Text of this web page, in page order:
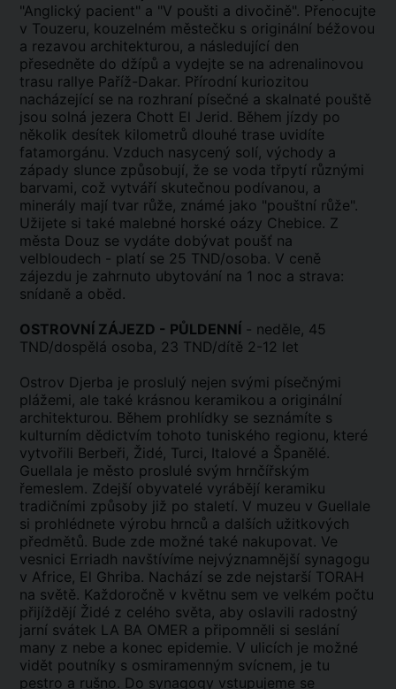
"Anglický pacient" a "V poušti a divočině". Přenocujte
v Touzeru, kouzelném městečku s originální béžovou
a rezavou architekturou, a následující den
přesedněte do džípů a vydejte se na adrenalinovou
trasu rallye Paříž-Dakar. Přírodní kuriozitou
nacházející se na rozhraní písečné a skalnaté pouště
jsou solná jezera Chott El Jerid. Během jízdy po
několik desítek kilometrů dlouhé trase uvidíte
fatamorgánu. Vzduch nasycený solí, východy a
západy slunce způsobují, že se voda třpytí různými
barvami, což vytváří skutečnou podívanou, a
minerály mají tvar růže, známé jako "pouštní růže".
Užijete si také malebné horské oázy Chebice. Z
města Douz se vydáte dobývat poušť na
velbloudech - platí se 25 TND/osoba. V ceně
zájezdu je zahrnuto ubytování na 1 noc a strava:
snídaně a oběd.
OSTROVNÍ ZÁJEZD - PŮLDENNÍ - neděle, 45
TND/dospělá osoba, 23 TND/dítě 2-12 let
Ostrov Djerba je proslulý nejen svými písečnými
plážemi, ale také krásnou keramikou a originální
architekturou. Během prohlídky se seznámíte s
kulturním dědictvím tohoto tuniského regionu, které
vytvořili Berbeři, Židé, Turci, Italové a Španělé.
Guellala je město proslulé svým hrnčířským
řemeslem. Zdejší obyvatelé vyrábějí keramiku
tradičními způsoby již po staletí. V muzeu v Guellale
si prohlédnete výrobu hrnců a dalších užitkových
předmětů. Bude zde možné také nakupovat. Ve
vesnici Erriadh navštívíme nejvýznamnější synagogu
v Africe, El Ghriba. Nachází se zde nejstarší TORAH
na světě. Každoročně v květnu sem ve velkém počtu
přijíždějí Židé z celého světa, aby oslavili radostný
jarní svátek LA BA OMER a připomněli si seslání
many z nebe a konec epidemie. V ulicích je možné
vidět poutníky s osmiramenným svícnem, je tu
pestro a rušno. Do synagogy vstupujeme se